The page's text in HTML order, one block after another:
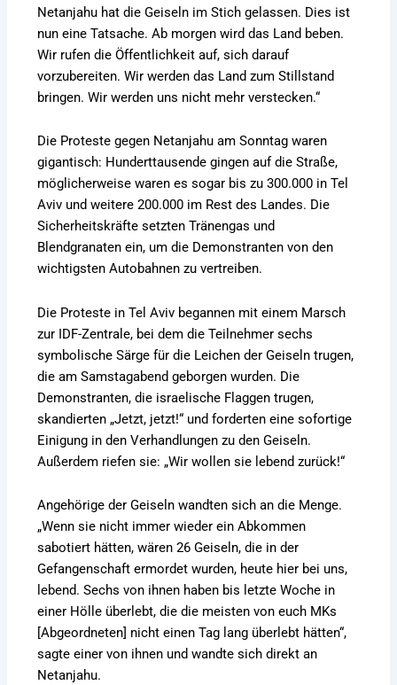
Netanjahu hat die Geiseln im Stich gelassen. Dies ist
nun eine Tatsache. Ab morgen wird das Land beben.
Wir rufen die Öffentlichkeit auf, sich darauf
vorzubereiten. Wir werden das Land zum Stillstand
bringen. Wir werden uns nicht mehr verstecken.“
Die Proteste gegen Netanjahu am Sonntag waren
gigantisch: Hunderttausende gingen auf die Straße,
möglicherweise waren es sogar bis zu 300.000 in Tel
Aviv und weitere 200.000 im Rest des Landes. Die
Sicherheitskräfte setzten Tränengas und
Blendgranaten ein, um die Demonstranten von den
wichtigsten Autobahnen zu vertreiben.
Die Proteste in Tel Aviv begannen mit einem Marsch
zur IDF-Zentrale, bei dem die Teilnehmer sechs
symbolische Särge für die Leichen der Geiseln trugen,
die am Samstagabend geborgen wurden. Die
Demonstranten, die israelische Flaggen trugen,
skandierten „Jetzt, jetzt!“ und forderten eine sofortige
Einigung in den Verhandlungen zu den Geiseln.
Außerdem riefen sie: „Wir wollen sie lebend zurück!“
Angehörige der Geiseln wandten sich an die Menge.
„Wenn sie nicht immer wieder ein Abkommen
sabotiert hätten, wären 26 Geiseln, die in der
Gefangenschaft ermordet wurden, heute hier bei uns,
lebend. Sechs von ihnen haben bis letzte Woche in
einer Hölle überlebt, die die meisten von euch MKs
[Abgeordneten] nicht einen Tag lang überlebt hätten“,
sagte einer von ihnen und wandte sich direkt an
Netanjahu.